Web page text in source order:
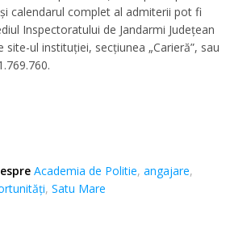
calendarul complet al admiterii pot fi
Inspectoratului de Jandarmi Județean
site-ul instituției, secțiunea „Carieră”, sau
Academia de Politie,angajare,
,Satu Mare